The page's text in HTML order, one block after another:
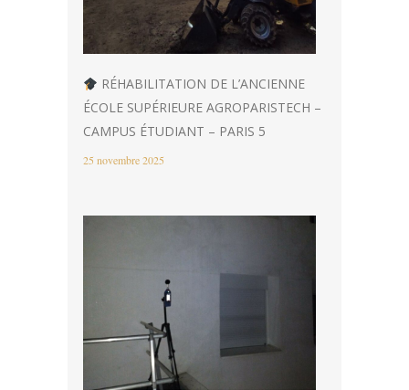
RÉHABILITATION DE L’ANCIENNE
ÉCOLE SUPÉRIEURE AGROPARISTECH –
CAMPUS ÉTUDIANT – PARIS 5
25 novembre 2025